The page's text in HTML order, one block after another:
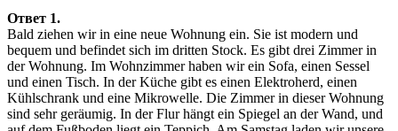
Ответ 1.
Bald ziehen wir in eine neue Wohnung ein. Sie ist modern und
bequem und befindet sich im dritten Stock. Es gibt drei Zimmer in
der Wohnung. Im Wohnzimmer haben wir ein Sofa, einen Sessel
und einen Tisch. In der Küche gibt es einen Elektroherd, einen
Kühlschrank und eine Mikrowelle. Die Zimmer in dieser Wohnung
sind sehr geräumig. In der Flur hängt ein Spiegel an der Wand, und